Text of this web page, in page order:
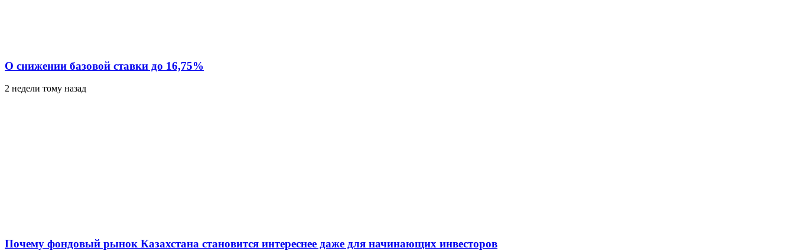
О снижении базовой ставки до 16,75%
2 недели тому назад
Почему фондовый рынок Казахстана становится интереснее даже для начинающих инвесторов